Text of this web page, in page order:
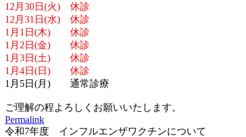
12月30日(火) 休診
12月31日(水) 休診
1月1日(木) 休診
1月2日(金) 休診
1月3日(土) 休診
1月4日(日) 休診
1月5日(月) 通常診療
ご理解の程よろしくお願いいたします。
Permalink
令和7年度 インフルエンザワクチンについて